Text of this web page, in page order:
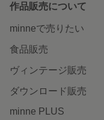
作品販売について
minneで売りたい
食品販売
ヴィンテージ販売
ダウンロード販売
minne PLUS